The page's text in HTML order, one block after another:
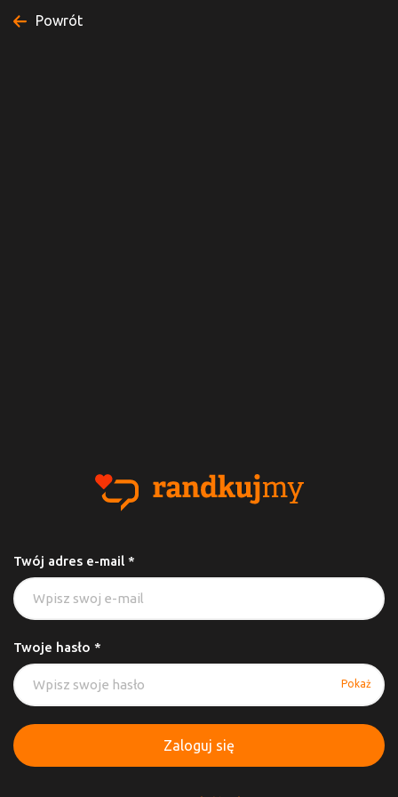
Powrót
Twój adres e-mail *
Twoje hasło *
Pokaż
Zaloguj się